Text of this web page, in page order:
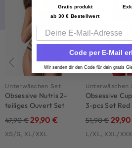
Love Deal
Unterwäschen Set
Obsessive Nutris 2-
teiliges Ouvert Set
47,90€29,90 €
XS/S, XL/XXL
Unterwäschen
Obsessive
3-pcs Set Red
51,90€29,90
L/XL, XXL/
Gratis produkt
ab 30 € Bestellwert
Email
Code per E-Mail
Wir senden dir den Code für dein gratis